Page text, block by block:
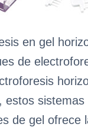
en gel
de
estos
de gel